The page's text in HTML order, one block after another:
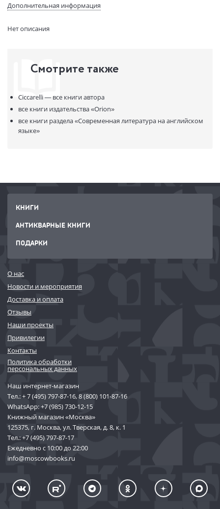
Вес:
277 гр.
Код товара:
В продаже с:
16.11.2021
Дополнительная информация
Нет описания
Смотрите также
Ciccarelli — все книги автора
все книги издательства«Orion»
все книги раздела«Современная литература на английском
языке»
КНИГИ
АНТИКВАРНЫЕ КНИГИ
ПОДАРКИ
О нас
Новости и мероприятия
Доставка и оплата
Отзывы
Наши проекты
Привилегии
Контакты
Политика обработки
персональных данных
Наш интернет-магазин
Тел.:+ 7 (495) 797-87-16,8 (800) 101-87-16
WhatsApp:+7 (985) 730-12-15
Книжный магазин «Москва»
125375, г. Москва, ул. Тверская, д. 8, к. 1
Тел.:+7 (495) 797-87-17
Ежедневно с 10:00 до 22:00
info@moscowbooks.ru